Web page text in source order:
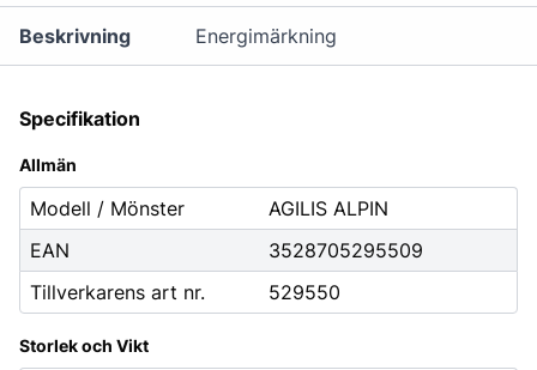
Beskrivning Energimärkning
Specifikation
Allmän
Modell / Mönster
AGILIS ALPIN
EAN
3528705295509
Tillverkarens art nr.
529550
Storlek och Vikt